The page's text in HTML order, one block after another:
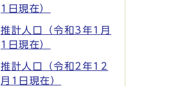
1日現在）
推計人口（令和3年1月
1日現在）
推計人口（令和2年12
月1日現在）